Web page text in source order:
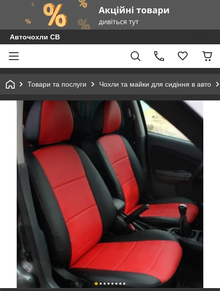
Авточохли СВ
Товари та послуги Чохли та майки для сидіння в авто